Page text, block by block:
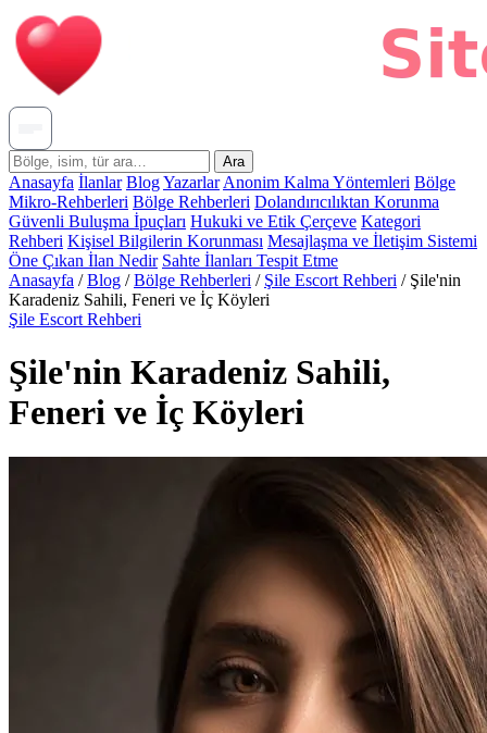
Ara
Anasayfa İlanlar BlogYazarlar Anonim Kalma Yöntemleri Bölge
Mikro-Rehberleri Bölge Rehberleri Dolandırıcılıktan Korunma
Güvenli Buluşma İpuçları Hukuki ve Etik Çerçeve Kategori
Rehberi Kişisel Bilgilerin Korunması Mesajlaşma ve İletişim Sistemi
Öne Çıkan İlan Nedir Sahte İlanları Tespit Etme
Anasayfa / Blog / Bölge Rehberleri / Şile Escort Rehberi / Şile'nin
Karadeniz Sahili, Feneri ve İç Köyleri
Şile Escort Rehberi
Şile'nin Karadeniz Sahili,
Feneri ve İç Köyleri